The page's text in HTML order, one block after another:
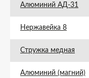
Алюминий АД-31
Нержавейка 8
Стружка медная
Алюминий (магний)